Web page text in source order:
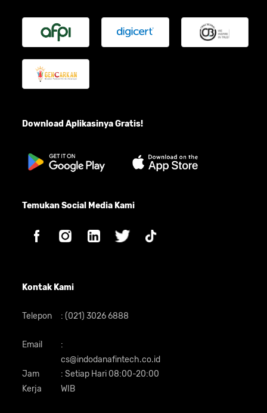
Download Aplikasinya Gratis!
Temukan Social Media Kami
Kontak Kami
Telepon : (021) 3026 6888
Email
:
cs@indodanafintech.co.id
Jam
Kerja
: Setiap Hari 08:00-20:00
WIB